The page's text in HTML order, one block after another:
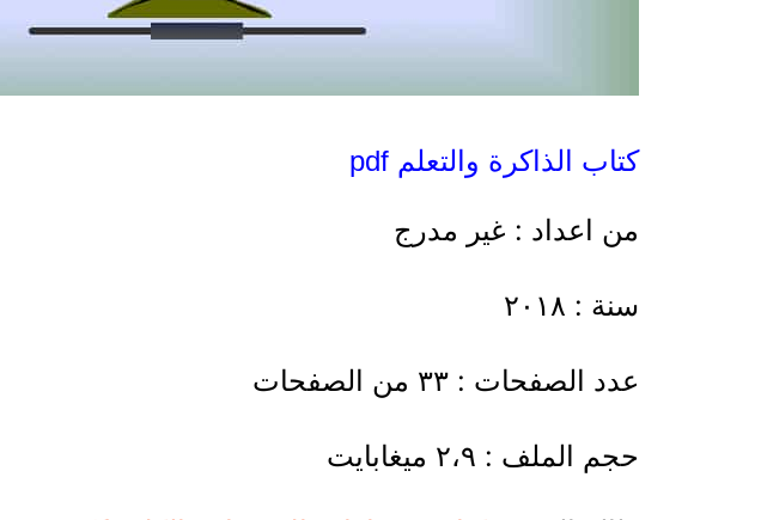
كتاب الذاكرة والتعلم pdf
من اعداد : غير مدرج
سنة : ٢٠١٨
عدد الصفحات : ٣٣ من الصفحات
حجم الملف : ٢،٩ ميغابايت